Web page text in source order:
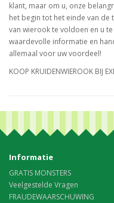
klant, maar om u, onze
het begin tot het einde van de
van wierook te voldoen en u
waardevolle informatie en
allemaal voor uw voordeel!
KOOP KRUIDENWIEROOK BIJ
Informatie
GRATIS MONSTERS
Veelgestelde Vragen
FRAUDEWAARSCHUWING